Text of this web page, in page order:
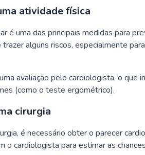
atividade física
é uma das principais medidas para
trazer alguns riscos, especialmente
avaliação pelo cardiologista, o que
(como o teste ergométrico).
cirurgia
é necessário obter o parecer
o cardiologista para estimar as